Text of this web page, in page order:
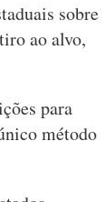
sobre
ao alvo,
para
método